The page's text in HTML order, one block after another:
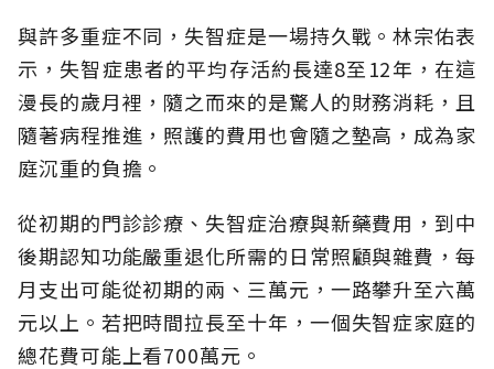
與許多重症不同，失智症是一場持久戰。林宗佑表
示，失智症患者的平均存活約長達8至12年，在這
漫長的歲月裡，隨之而來的是驚人的財務消耗，且
隨著病程推進，照護的費用也會隨之墊高，成為家
庭沉重的負擔。
從初期的門診診療、失智症治療與新藥費用，到中
後期認知功能嚴重退化所需的日常照顧與雜費，每
月支出可能從初期的兩、三萬元，一路攀升至六萬
元以上。若把時間拉長至十年，一個失智症家庭的
總花費可能上看700萬元。